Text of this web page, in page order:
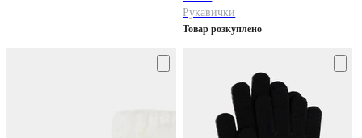
Рукавички
Товар розкуплено